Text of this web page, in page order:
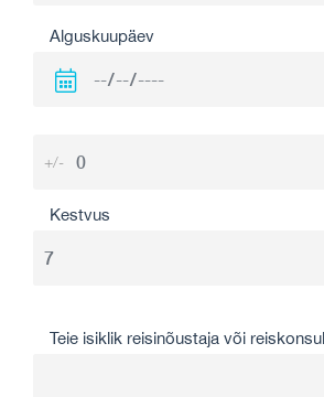
Alguskuupäev
+/-
Kestvus
Teie isiklik reisinõustaja või